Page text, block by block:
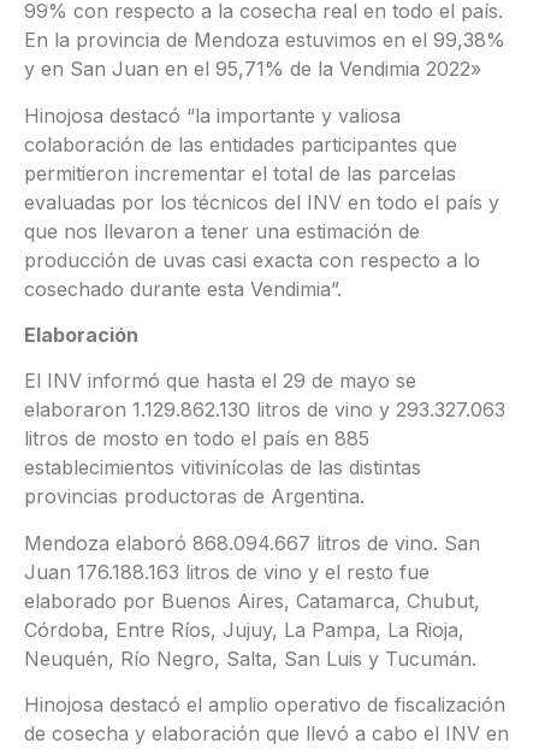
99% con respecto a la cosecha real en todo el país.
En la provincia de Mendoza estuvimos en el 99,38%
y en San Juan en el 95,71% de la Vendimia 2022»
Hinojosa destacó “la importante y valiosa
colaboración de las entidades participantes que
permitieron incrementar el total de las parcelas
evaluadas por los técnicos del INV en todo el país y
que nos llevaron a tener una estimación de
producción de uvas casi exacta con respecto a lo
cosechado durante esta Vendimia”.
Elaboración
El INV informó que hasta el 29 de mayo se
elaboraron 1.129.862.130 litros de vino y 293.327.063
litros de mosto en todo el país en 885
establecimientos vitivinícolas de las distintas
provincias productoras de Argentina.
Mendoza elaboró 868.094.667 litros de vino. San
Juan 176.188.163 litros de vino y el resto fue
elaborado por Buenos Aires, Catamarca, Chubut,
Córdoba, Entre Ríos, Jujuy, La Pampa, La Rioja,
Neuquén, Río Negro, Salta, San Luis y Tucumán.
Hinojosa destacó el amplio operativo de fiscalización
de cosecha y elaboración que llevó a cabo el INV en